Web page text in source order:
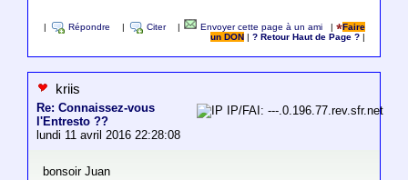
Répondre Citer Envoyer cette page à un ami |
Faire
un DON
|? Retour Haut de Page ?
kriis
Re: Connaissez-vous
l'Entresto ??
lundi 11 avril 2016 22:28:08
IP/FAI: ---.0.196.77.rev.sfr.net
bonsoir Juan